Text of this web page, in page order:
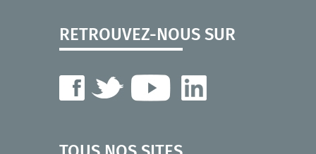
RETROUVEZ-NOUS SUR